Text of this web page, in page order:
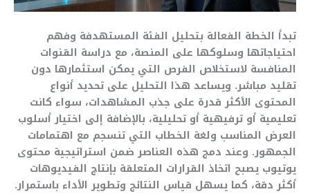
تبدأ الخطة الفعالة بتحليل الفئة المستهدفة وفهم
احتياجاتها وسلوكها على المنصة، مع دراسة القنوات
المنافسة لاستخلاص الفرص التي يمكن استثمارها دون
تقليد مباشر. ويساعد هذا التحليل على تحديد أنواع
المحتوى الأكثر قدرة على جذب المشاهدات، سواء كانت
تعليمية أو ترفيهية أو تحليلية، بالإضافة إلى اختيار أسلوب
العرض المناسب ولغة الخطاب التي تنسجم مع اهتمامات
الجمهور. وعند دمج هذه العناصر ضمن استراتيجية محتوى
يوتيوب يصبح اتخاذ القرارات المتعلقة بإنتاج الفيديوهات
أكثر دقة، كما يسهل قياس النتائج وتطوير الأداء باستمرار.